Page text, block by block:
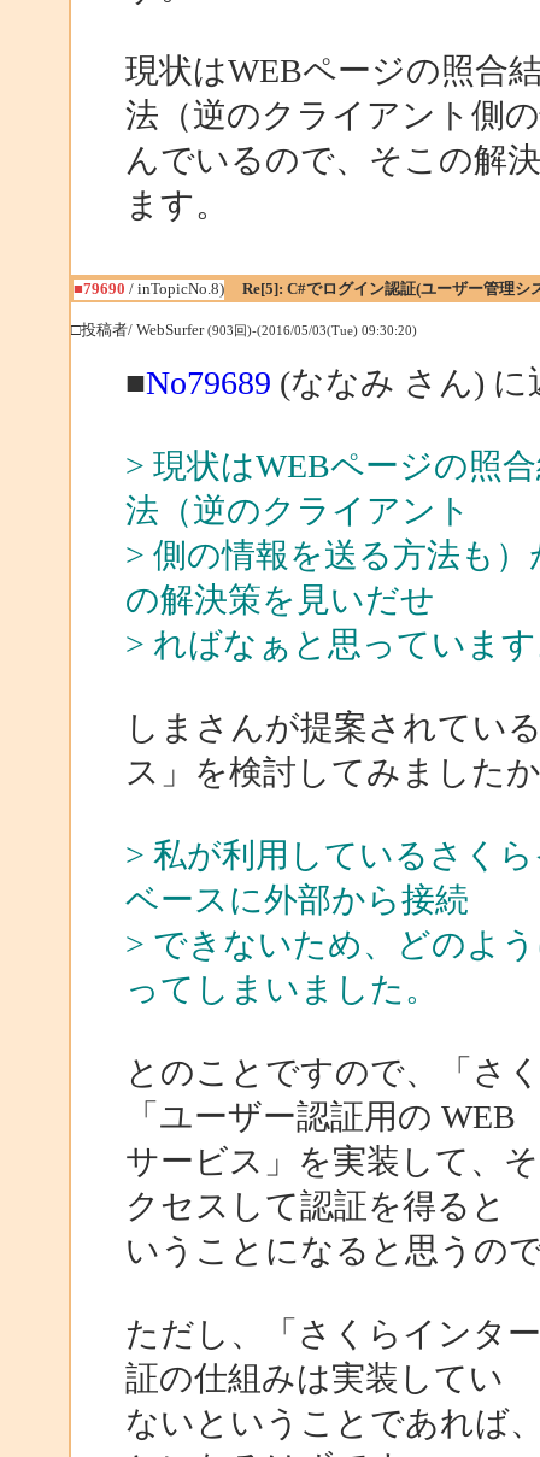
現状はWEBページの照合
法（逆のクライアント側
んでいるので、そこの解
ます。
■79690 / inTopicNo.8) Re[5]: C#でログイン認証(ユーザー管理シ
□投稿者/ WebSurfer(903回)-(2016/05/03(Tue) 09:30:20)
■No79689 (ななみ さん) に
> 現状はWEBページの照
法（逆のクライアント
> 側の情報を送る方法も
の解決策を見いだせ
> ればなぁと思っていま
しまさんが提案されてい
ス」を検討してみました
> 私が利用しているさく
ベースに外部から接続
> できないため、どのよ
ってしまいました。
とのことですので、「さ
「ユーザー認証用の WEB
サービス」を実装して、
クセスして認証を得ると
いうことになると思うの
ただし、「さくらインタ
証の仕組みは実装してい
ないということであれば